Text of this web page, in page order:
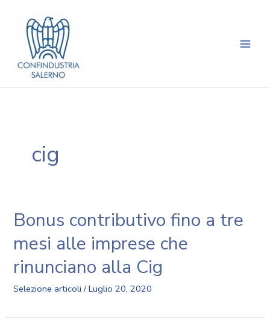
contenuto
cig
Bonus contributivo fino a tre
mesi alle imprese che
rinunciano alla Cig
Selezione articoli /Luglio 20, 2020
articoli